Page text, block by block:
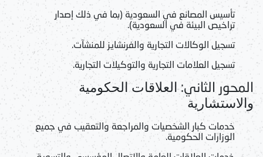
تأسيس المصانع في السعودية (بما في ذلك إصدار
تراخيص البيئة في السعودية).
تسجيل الوكالات التجارية والفرنشايز للمنشآت.
تسجيل العلامات التجارية والتوكيلات التجارية.
المحور الثاني:العلاقات الحكومية
والاستشارية
خدمات كبار الشخصيات والمراجعة والتعقيب في جميع
الوزارات الحكومية.